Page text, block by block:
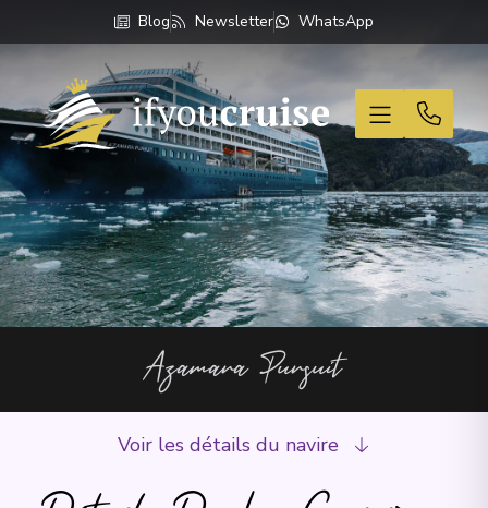
Blog Newsletter WhatsApp
If You Cruise
Azamara Pursuit
Voir les détails du navire